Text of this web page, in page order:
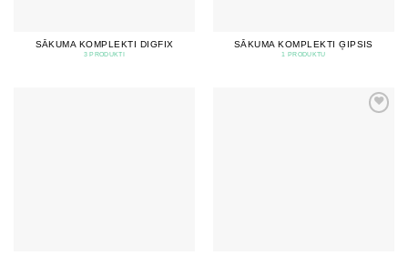
SĀKUMA KOMPLEKTI DIGFIX
3 PRODUKTI
SĀKUMA KOMPLEKTI ĢIPSIS
1 PRODUKTU